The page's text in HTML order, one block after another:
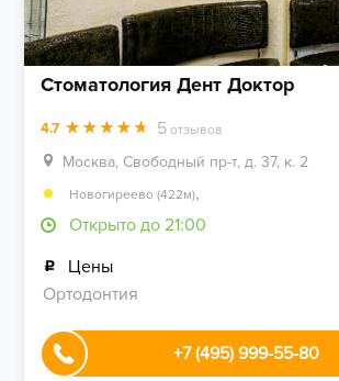
Стоматология Дент Доктор
4.7 5 отзывов
Москва, Свободный пр-т, д. 37, к. 2
Новогиреево (422м),
Открыто до 21:00
Цены
Ортодонтия
+7 (495) 999-55-80